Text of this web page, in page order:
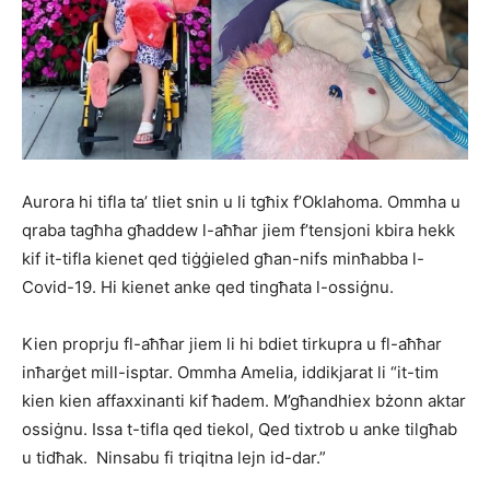
Aurora hi tifla ta’ tliet snin u li tgħix f’Oklahoma. Ommha u
qraba tagħha għaddew l-aħħar jiem f’tensjoni kbira hekk
kif it-tifla kienet qed tiġġieled għan-nifs minħabba l-
Covid-19. Hi kienet anke qed tingħata l-ossiġnu.
Kien proprju fl-aħħar jiem li hi bdiet tirkupra u fl-aħħar
inħarġet mill-isptar. Ommha Amelia, iddikjarat li “it-tim
kien kien affaxxinanti kif ħadem. M’għandhiex bżonn aktar
ossiġnu. Issa t-tifla qed tiekol, Qed tixtrob u anke tilgħab
u tidħak. Ninsabu fi triqitna lejn id-dar.”